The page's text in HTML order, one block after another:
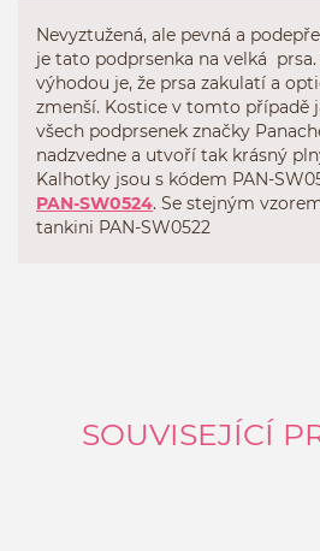
Nevyztužená, ale pevná a
je tato podprsenka na velká prsa.
výhodou je, že prsa zakulatí a
zmenší. Kostice v tomto případě
všech podprsenek značky
nadzvedne a utvoří tak krásný
Kalhotky jsou s kódem PAN-
PAN-SW0524. Se stejným
tankini PAN-SW0522
SOUVISEJÍCÍ